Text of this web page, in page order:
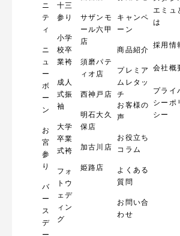
ニ
テ
ィ
ニ
ュ
ー
ボ
ー
ン
お
宮
参
り
バ
ー
ス
デ
十三
参り
小学
校卒
業袴
成人
式振
袖
大学
卒業
式袴
フォ
トウ
ェデ
ィン
グ
サザンモ
ール六甲
店
須磨パテ
ィオ店
西神戸店
明石大久
保店
加古川店
姫路店
キャンペ
ーン
商品紹介
プレミア
ムレタッ
チ
お客様の
声
お役立ち
コラム
よくある
質問
お問い合
わせ
エミュ
は
採用情
会社概
プライ
シーポ
シー